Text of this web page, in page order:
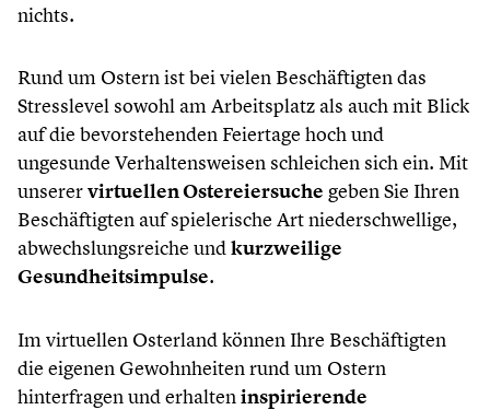
nichts.
Rund um Ostern ist bei vielen Beschäftigten das
Stresslevel sowohl am Arbeitsplatz als auch mit Blick
auf die bevorstehenden Feiertage hoch und
ungesunde Verhaltensweisen schleichen sich ein. Mit
unserervirtuellen Ostereiersuche geben Sie Ihren
Beschäftigten auf spielerische Art niederschwellige,
abwechslungsreiche undkurzweilige
Gesundheitsimpulse.
Im virtuellen Osterland können Ihre Beschäftigten
die eigenen Gewohnheiten rund um Ostern
hinterfragen und erhalteninspirierende